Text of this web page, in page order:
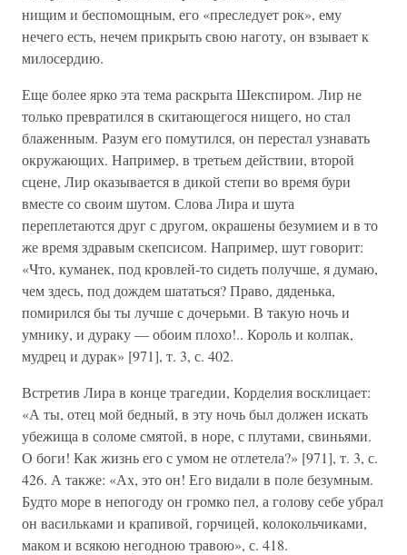
нищим и беспомощным, его «преследует рок», ему
нечего есть, нечем прикрыть свою наготу, он взывает к
милосердию.
Еще более ярко эта тема раскрыта Шекспиром. Лир не
только превратился в скитающегося нищего, но стал
блаженным. Разум его помутился, он перестал узнавать
окружающих. Например, в третьем действии, второй
сцене, Лир оказывается в дикой степи во время бури
вместе со своим шутом. Слова Лира и шута
переплетаются друг с другом, окрашены безумием и в то
же время здравым скепсисом. Например, шут говорит:
«Что, куманек, под кровлей-то сидеть получше, я думаю,
чем здесь, под дождем шататься? Право, дяденька,
помирился бы ты лучше с дочерьми. В такую ночь и
умнику, и дураку — обоим плохо!.. Король и колпак,
мудрец и дурак» [971], т. 3, с. 402.
Встретив Лира в конце трагедии, Корделия восклицает:
«А ты, отец мой бедный, в эту ночь был должен искать
убежища в соломе смятой, в норе, с плутами, свиньями.
О боги! Как жизнь его с умом не отлетела?» [971], т. 3, с.
426. А также: «Ах, это он! Его видали в поле безумным.
Будто море в непогоду он громко пел, а голову себе убрал
он васильками и крапивой, горчицей, колокольчиками,
маком и всякою негодною травою», с. 418.